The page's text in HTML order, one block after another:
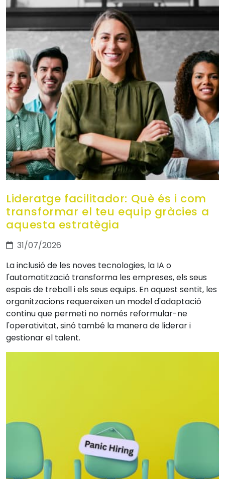
Lideratge facilitador: Què és i com
transformar el teu equip gràcies a
aquesta estratègia
31/07/2026
La inclusió de les noves tecnologies, la IA o
l'automatització transforma les empreses, els seus
espais de treball i els seus equips. En aquest sentit, les
organitzacions requereixen un model d'adaptació
continu que permeti no només reformular-ne
l'operativitat, sinó també la manera de liderar i
gestionar el talent.